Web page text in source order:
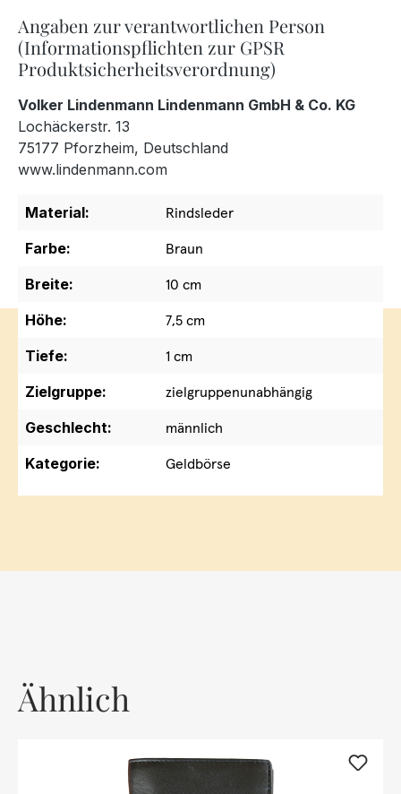
Angaben zur verantwortlichen Person
(Informationspflichten zur GPSR
Produktsicherheitsverordnung)
Volker Lindenmann Lindenmann GmbH & Co. KG
Lochäckerstr. 13
75177 Pforzheim, Deutschland
www.lindenmann.com
Material:
Rindsleder
Farbe:
Braun
Breite:
10 cm
Höhe:
7,5 cm
Tiefe:
1 cm
Zielgruppe:
zielgruppenunabhängig
Geschlecht:
männlich
Kategorie:
Geldbörse
Ähnlich